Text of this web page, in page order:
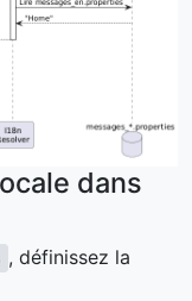
dans
, définissez la